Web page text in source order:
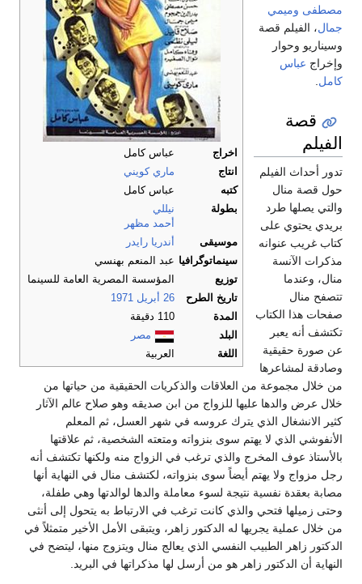
اخراج
عباس كامل
ماري كويني
عباس كامل
بطولة
نيللي
أحمد مظهر
موسيقى
أندريا رايدر
سينماتوگرافيا
عبد المنعم بهنسي
توزيع
المؤسسة المصرية العامة للسينما
تاريخ الطرح
26 أبريل
1971
المدة
مصر
العربية
مصطفى وميمي
جمال، الفيلم قصة
وسيناريو وحوار
وإخراجعباس
كامل.
قصة
الفيلم
تدور أحداث الفيلم
حول قصة منال
والتي يصلها طرد
بريدي يحتوي على
كتاب غريب عنوانه
مذكرات الآنسة
منال، وعندما
تتصفح منال
صفحات هذا الكتاب
تكتشف أنه يعبر
عن صورة حقيقية
وصادقة لمشاعرها
من خلال مجموعة من العلاقات والذكريات الحقيقية من حياتها من
خلال عرض والدها عليها للزواج من ابن صديقه وهو صلاح عالم الآثار
كثير الانشغال الذي يترك عروسه في شهر العسل، ثم المعلم
الأنفوشي الذي لا يهتم سوى بنزواته ومتعته الشخصية، ثم علاقتها
بالأستاذ عوف المخرج والذي ترغب في الزواج منه ولكنها تكتشف أنه
رجل مزواج ولا يهتم أيضاً سوى بنزواته، لكتشف منال في النهاية أنها
مصابة بعقدة نفسية نتيجة لسوء معاملة والدها لوالدتها وهي طفلة،
وحتى زميلها فتحي والذي كانت ترغب في الارتباط به يتحول إلى أنثى
من خلال عملية يجريها له الدكتور زاهر، ويتبقى الأمل الأخير متمثلاً في
الدكتور زاهر الطبيب النفسي الذي يعالج منال ويتزوج منها، ليتضح في
النهاية أن الدكتور زاهر هو من أرسل لها مذكراتها في البريد.